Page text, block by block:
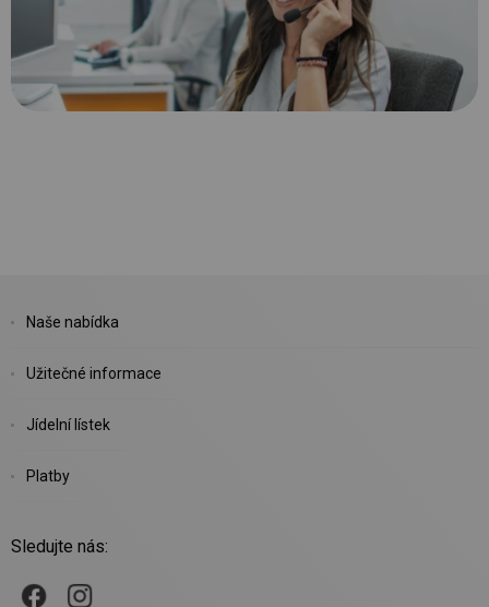
Naše nabídka
Užitečné informace
Jídelní lístek
Platby
Sledujte nás: